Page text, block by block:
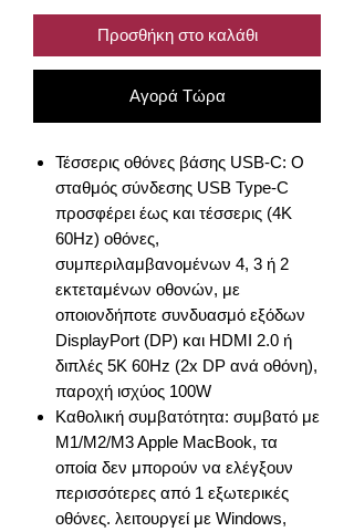
Προσθήκη στο καλάθι
Αγορά Τώρα
Τέσσερις οθόνες βάσης USB-C: Ο
σταθμός σύνδεσης USB Type-C
προσφέρει έως και τέσσερις (4K
60Hz) οθόνες,
συμπεριλαμβανομένων 4, 3 ή 2
εκτεταμένων οθονών, με
οποιονδήποτε συνδυασμό εξόδων
DisplayPort (DP) και HDMI 2.0 ή
διπλές 5K 60Hz (2x DP ανά οθόνη),
παροχή ισχύος 100W
Καθολική συμβατότητα: συμβατό με
M1/M2/M3 Apple MacBook, τα
οποία δεν μπορούν να ελέγξουν
περισσότερες από 1 εξωτερικές
οθόνες. λειτουργεί με Windows,